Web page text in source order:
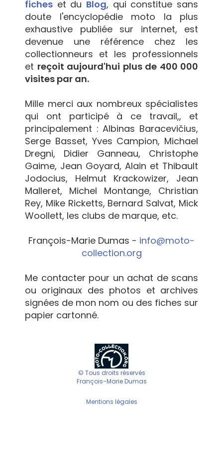
fiches et du Blog, qui constitue sans
doute l'encyclopédie moto la plus
exhaustive publiée sur internet, est
devenue une référence chez les
collectionneurs et les professionnels
et reçoit aujourd'hui plus de 400 000
visites par an.
Mille merci aux nombreux spécialistes
qui ont participé à ce travail,, et
principalement : Albinas Baracevičius,
Serge Basset, Yves Campion, Michael
Dregni, Didier Ganneau, Christophe
Gaime, Jean Goyard, Alain et Thibault
Jodocius, Helmut Krackowizer, Jean
Malleret, Michel Montange, Christian
Rey, Mike Ricketts, Bernard Salvat, Mick
Woollett, les clubs de marque, etc.
François-Marie Dumas - info@moto-
collection.org
Me contacter pour un achat de scans
ou originaux des photos et archives
signées de mon nom ou des fiches sur
papier cartonné.
© Tous droits réservés
François-Marie Dumas
Mentions légales